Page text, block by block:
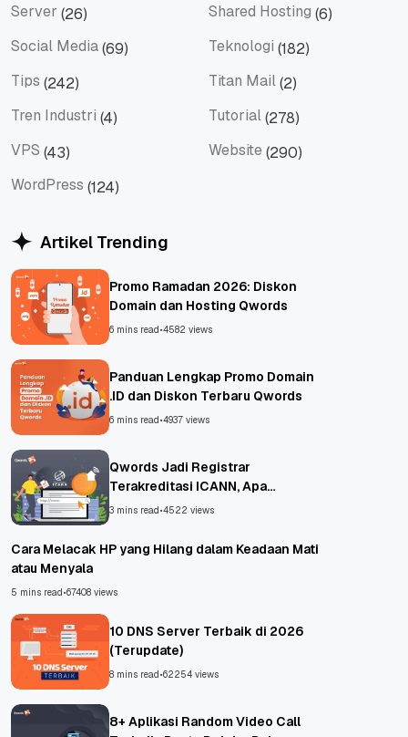
Server (26) Shared Hosting (6)
Social Media(69) Teknologi (182)
Tips (242) Titan Mail(2)
Tren Industri (4) Tutorial(278)
VPS (43) Website (290)
WordPress (124)
Artikel Trending
Promo Ramadan 2026: Diskon
Domain dan Hosting Qwords
6 mins read•4582 views
Panduan Lengkap Promo Domain
.ID dan Diskon Terbaru Qwords
6 mins read•4937 views
Qwords Jadi Registrar
Terakreditasi ICANN, Apa
Untungnya?
3 mins read•4522 views
Cara Melacak HP yang Hilang dalam Keadaan Mati
atau Menyala
5 mins read•67408 views
10 DNS Server Terbaik di 2026
(Terupdate)
8 mins read•62254 views
8+ Aplikasi Random Video Call